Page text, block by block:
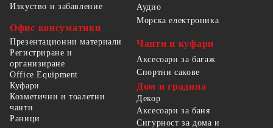
Изкуство и забавление
Офис консумативи
Презентационни материали
Регистриране и
организиране
Office Equipment
Аудио
Морска електроника
Чанти и куфари
Аксесоари за багаж
Спортни сакове
Куфари
Козметични и тоалетни
чанти
Раници
Дом и градина
Декор
Аксесоари за баня
Сигурност за дома и